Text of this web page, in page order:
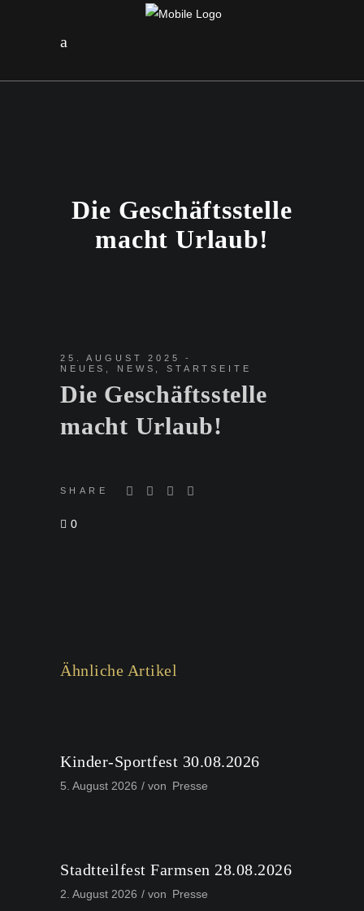
Die Geschäftsstelle
macht Urlaub!
25. AUGUST 2025
NEUES
NEWS ,STARTSEITE
Die Geschäftsstelle
macht Urlaub!
SHARE
0
Ähnliche Artikel
Kinder-Sportfest 30.08.2026
5. August 2026 von Presse
Stadtteilfest Farmsen 28.08.2026
2. August 2026 von Presse